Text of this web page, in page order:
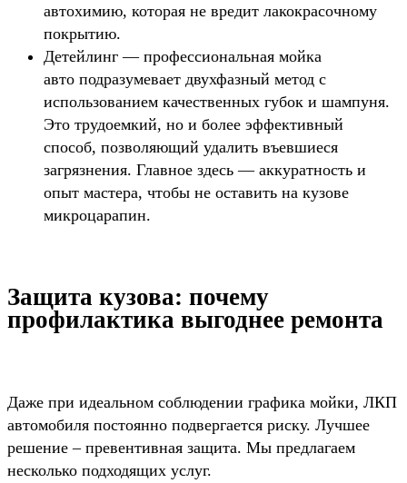
автохимию, которая не вредит лакокрасочному
покрытию.
Детейлинг — профессиональная мойка
авто подразумевает двухфазный метод с
использованием качественных губок и шампуня.
Это трудоемкий, но и более эффективный
способ, позволяющий удалить въевшиеся
загрязнения. Главное здесь — аккуратность и
опыт мастера, чтобы не оставить на кузове
микроцарапин.
Защита кузова: почему
профилактика выгоднее ремонта
Даже при идеальном соблюдении графика мойки, ЛКП
автомобиля постоянно подвергается риску. Лучшее
решение – превентивная защита. Мы предлагаем
несколько подходящих услуг.